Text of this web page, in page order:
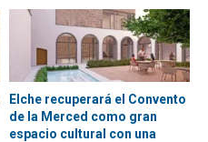
Elche recuperará el Convento
de la Merced como gran
espacio cultural con una